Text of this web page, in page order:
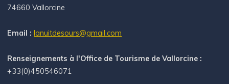
74660 Vallorcine
Email : lanuitdesours@gmail.com
Renseignements à l'Office de Tourisme de Vallorcine :
+33(0)450546071